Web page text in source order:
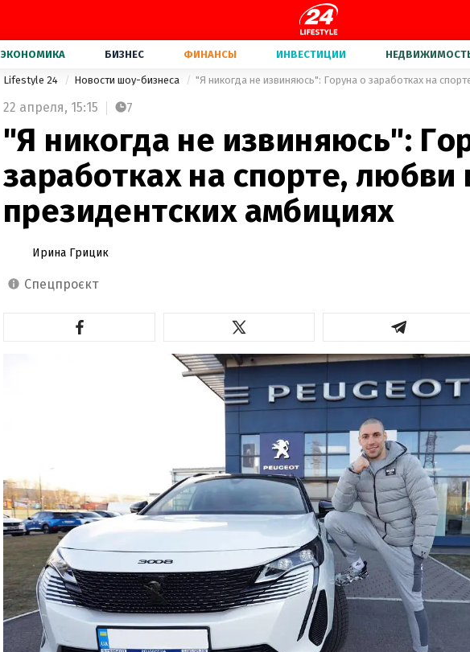
ЭКОНОМИКА БИЗНЕС ФИНАНСЫ ИНВЕСТИЦИИ
Lifestyle 24 Новости шоу-бизнеса
22 апреля, 15:15 7
"Я никогда не извиняюсь":
заработках на спорте, любви
президентских амбициях
Ирина Грицик
спецпроєкт